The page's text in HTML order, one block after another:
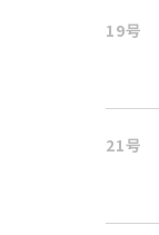
19号
21号